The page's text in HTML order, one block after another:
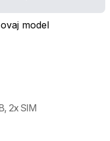
model
2x SIM